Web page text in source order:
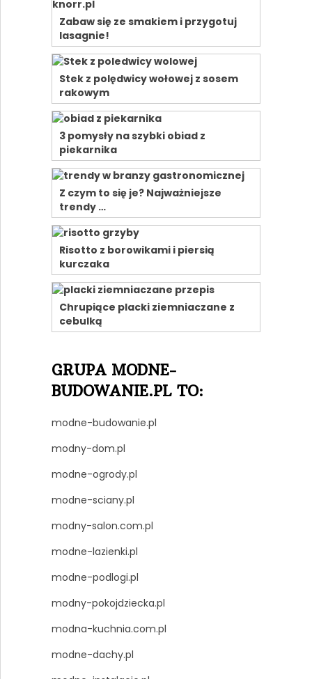
Zabaw się ze smakiem i przygotuj
lasagnie!
Stek z polędwicy wołowej z sosem
rakowym
3 pomysły na szybki obiad z
piekarnika
Z czym to się je? Najważniejsze
trendy …
Risotto z borowikami i piersią
kurczaka
Chrupiące placki ziemniaczane z
cebulką
GRUPA MODNE-
BUDOWANIE.PL TO:
modne-budowanie.pl
modny-dom.pl
modne-ogrody.pl
modne-sciany.pl
modny-salon.com.pl
modne-lazienki.pl
modne-podlogi.pl
modny-pokojdziecka.pl
modna-kuchnia.com.pl
modne-dachy.pl